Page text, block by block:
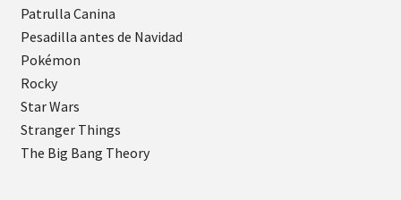
Patrulla Canina
Pesadilla antes de Navidad
Pokémon
Rocky
Star Wars
Stranger Things
The Big Bang Theory